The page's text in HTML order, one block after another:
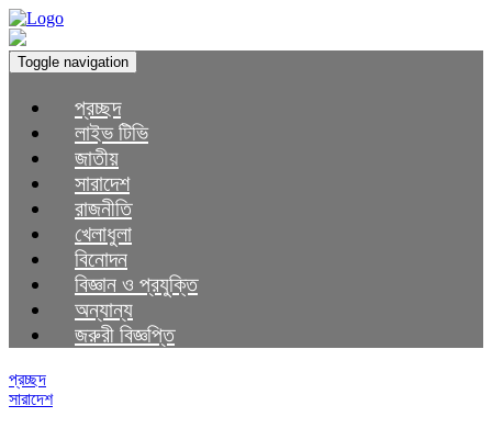
Toggle navigation
প্রচ্ছদ
লাইভ টিভি
জাতীয়
সারাদেশ
রাজনীতি
খেলাধুলা
বিনোদন
বিজ্ঞান ও প্রযুক্তি
অন্যান্য
জরুরী বিজ্ঞপ্তি
প্রচ্ছদ
সারাদেশ